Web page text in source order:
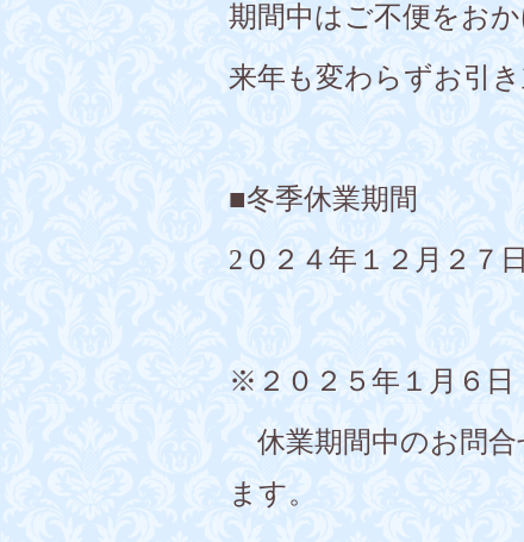
期間中はご不便をお
来年も変わらずお引
■冬季休業期間
2０２４年１２月２７
※２０２５年１月６日
休業期間中のお問合
ます。